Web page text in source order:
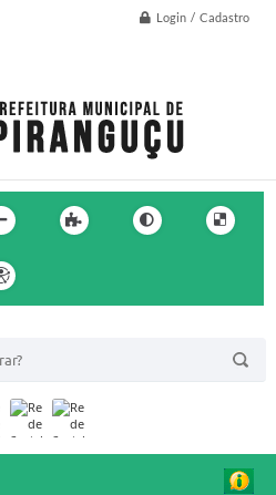
Login / Cadastro